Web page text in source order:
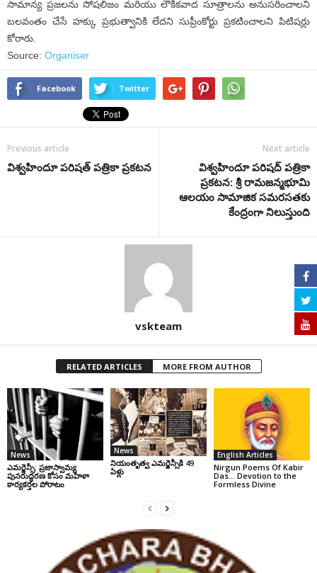
సామాన్య ప్రజలను సోషలిజం మరియు లౌకికవాద సూత్రాలను అనుసరించాలని
బలవంతం చేసే హక్కు ప్రభుత్వానికి లేదని సుప్రీంకోర్టు ప్రకటించాలని పిటిషర్లు
కోరారు.
Source: Organiser
Facebook Twitter
Previous article
విశ్వహిందూ పరిషత్ పత్రికా ప్రకటన
Next article
విశ్వహిందూ పరిషద్ పత్రికా
ప్రకటన: శ్రీ రామజన్మభూమి
ఆలయం సామాజిక సమరసతకు
కేంద్రంగా నిలుస్తుంది
vskteam
RELATED ARTICLES MORE FROM AUTHOR
News
ఎమర్జెన్సీ: ప్రజాస్వామ్య
పునరుద్ధరణ కోసం మహిళా
కార్యకర్తల పోరాటం
News
నియంతృత్వ ఎమర్జెన్సీకి 49
ఏళ్లు
English Articles
Nirgun Poems Of Kabir
Das… Devotion to the
Formless Divine